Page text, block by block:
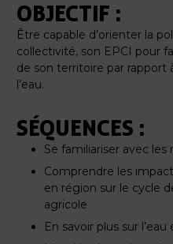
OBJECTIF :
Être capable d’orienter la
collectivité, son EPCI pour
de son territoire par
l’eau.
SÉQUENCES :
Se familiariser avec les
Comprendre les
en région sur le cycle
agricole
En savoir plus sur